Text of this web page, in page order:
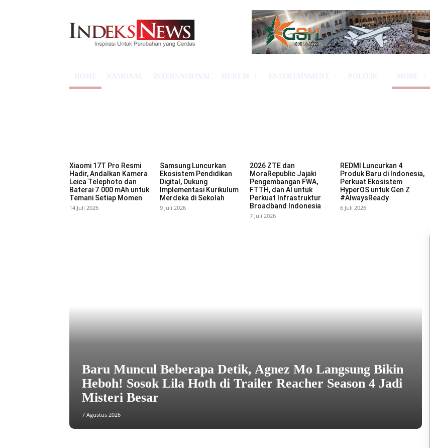
Xiaomi 17T Pro Resmi
Hadir, Andalkan Kamera
Leica Telephoto dan
Baterai 7.000 mAh untuk
Temani Setiap Momen
14 Juli 2026
Samsung Luncurkan
Ekosistem Pendidikan
Digital, Dukung
Implementasi Kurikulum
Merdeka di Sekolah
9 Juli 2026
2026 ZTE dan
MoraRepublic Jajaki
Pengembangan FWA,
FTTH, dan AI untuk
Perkuat Infrastruktur
Broadband Indonesia
7 Juli 2026
REDMI Luncurkan 4
Produk Baru di Indonesia,
Perkuat Ekosistem
HyperOS untuk Gen Z
#AlwaysReady
6 Juli 2026
Baru Muncul Beberapa Detik, Agnez Mo Langsung Bikin
Heboh! Sosok Lila Hoth di Trailer Reacher Season 4 Jadi
Misteri Besar
7 Agustus 2026